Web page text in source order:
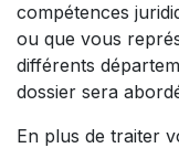
compétences
ou que vous
différents
dossier sera
En plus de traiter